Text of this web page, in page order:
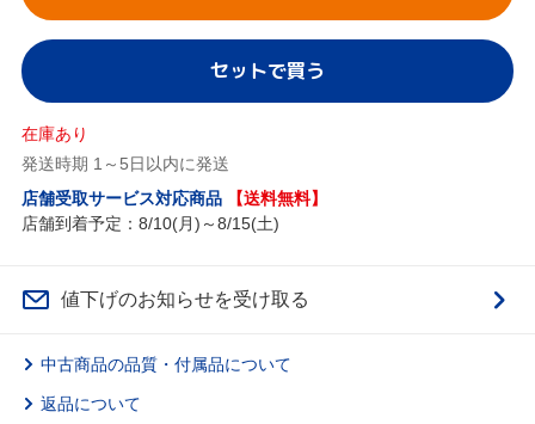
セットで買う
在庫あり
発送時期 1～5日以内に発送
店舗受取サービス対応商品
【送料無料】
店舗到着予定：8/10(月)～8/15(土)
値下げのお知らせを受け取る
中古商品の品質・付属品について
返品について